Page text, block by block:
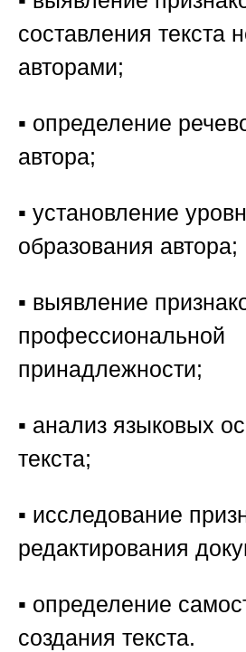
составления текста
авторами;
▪️ определение
автора;
▪️ установление
образования автора;
▪️ выявление
профессиональной
принадлежности;
▪️ анализ языковых
текста;
▪️ исследование
редактирования
▪️ определение
создания текста.